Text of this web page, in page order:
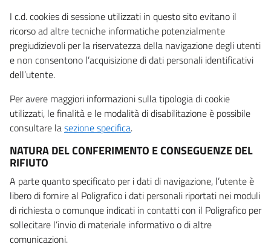
I c.d. cookies di sessione utilizzati in questo sito evitano il
ricorso ad altre tecniche informatiche potenzialmente
pregiudizievoli per la riservatezza della navigazione degli utenti
e non consentono l’acquisizione di dati personali identificativi
dell’utente.
Per avere maggiori informazioni sulla tipologia di cookie
utilizzati, le finalità e le modalità di disabilitazione è possibile
consultare lasezione specifica.
NATURA DEL CONFERIMENTO E CONSEGUENZE DEL
RIFIUTO
A parte quanto specificato per i dati di navigazione, l’utente è
libero di fornire al Poligrafico i dati personali riportati nei moduli
di richiesta o comunque indicati in contatti con il Poligrafico per
sollecitare l’invio di materiale informativo o di altre
comunicazioni.